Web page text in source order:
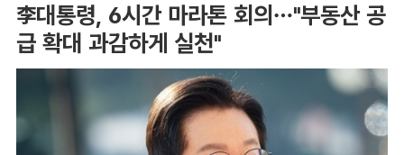
李대통령, 6시간 마라톤 회의…"부동산 공
급 확대 과감하게 실천"